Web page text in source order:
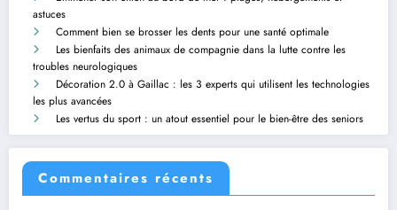
astuces
Comment bien se brosser les dents pour une santé optimale
Les bienfaits des animaux de compagnie dans la lutte contre les
troubles neurologiques
Décoration 2.0 à Gaillac : les 3 experts qui utilisent les technologies
les plus avancées
Les vertus du sport : un atout essentiel pour le bien-être des seniors
Commentaires récents